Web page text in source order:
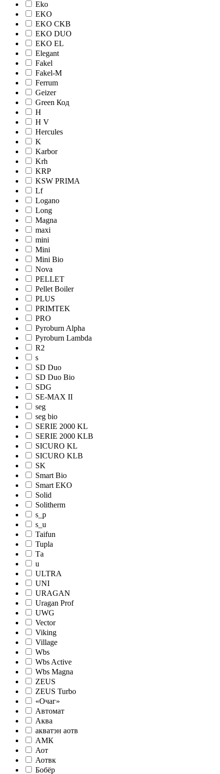
Eko
EKO
EKO CKB
EKO DUO
EKO EL
Elegant
Fakel
Fakel-M
Ferrum
Geizer
Green Код
H
H V
Hercules
K
Karbor
Krh
KRP
KSW PRIMA
Lf
Logano
Long
Magna
maxi
mini
Mini
Mini Bio
Nova
PELLET
Pellet Boiler
PLUS
PRIMTEK
PRO
Pyroburn Alpha
Pyroburn Lambda
R2
s
SD Duo
SD Duo Bio
SDG
SE-MAX II
seg
seg bio
SERIE 2000 KL
SERIE 2000 KLB
SICURO KL
SICURO KLB
SK
Smart Bio
Smart EKO
Solid
Solitherm
s_p
s_u
Taifun
Tupla
Tа
u
ULTRA
UNI
URAGAN
Uragan Prof
UWG
Vector
Viking
Village
Wbs
Wbs Active
Wbs Magna
ZEUS
ZEUS Turbo
«Очаг»
Автомат
Аква
акватэн аотв
АМК
Аот
Аотвк
Бобёр